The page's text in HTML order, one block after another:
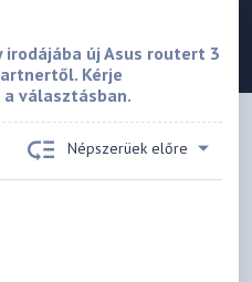
új Asus routert 3
Kérje
választásban.
Népszerüek előre